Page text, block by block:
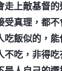
走上敵基督
受真理，都
吃飯似的，
不吃，非得